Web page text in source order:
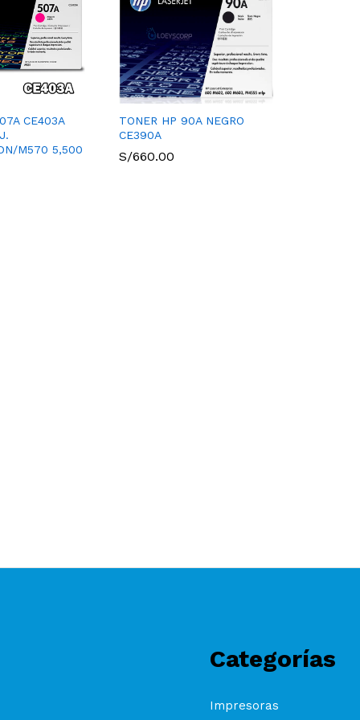
CE403A
M570 5,500
TONER HP 90A NEGRO
CE390A
S/660.00
Categorías
Impresoras